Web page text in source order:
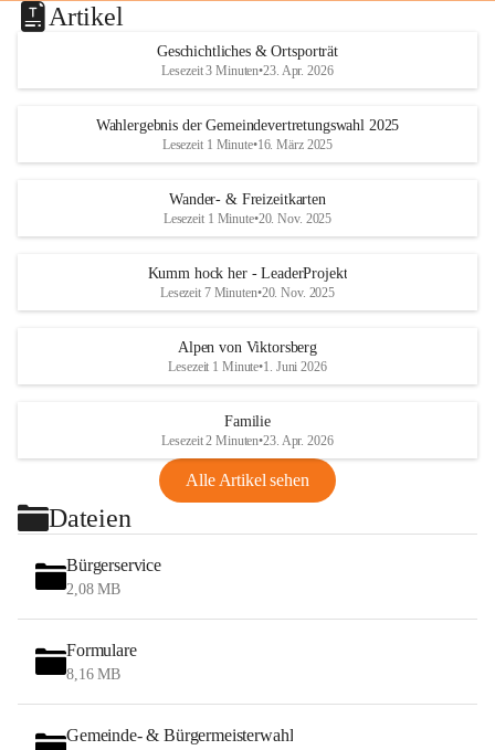
Artikel
Geschichtliches & Ortsporträt
Lesezeit 3 Minuten•23. Apr. 2026
Wahlergebnis der Gemeindevertretungswahl 2025
Lesezeit 1 Minute•16. März 2025
Wander- & Freizeitkarten
Lesezeit 1 Minute•20. Nov. 2025
Kumm hock her - LeaderProjekt
Lesezeit 7 Minuten•20. Nov. 2025
Alpen von Viktorsberg
Lesezeit 1 Minute•1. Juni 2026
Familie
Lesezeit 2 Minuten•23. Apr. 2026
Alle Artikel sehen
Dateien
Bürgerservice
2,08 MB
Formulare
8,16 MB
Gemeinde- & Bürgermeisterwahl